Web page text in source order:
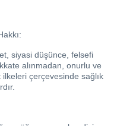
siyasi düşünce, felsefi
alınmadan, onurlu ve
çerçevesinde sağlık